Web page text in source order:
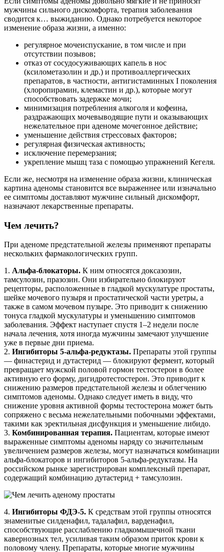
мужчины сильного дискомфорта, терапия заболевания
сводится к… выжиданию. Однако потребуется некоторое
изменение образа жизни, а именно:
регулярное мочеиспускание, в том числе и при
отсутствии позывов;
отказ от сосудосуживающих капель в нос
(ксилометазолин и др.) и противоаллергических
препаратов, в частности, антигистаминных I поколения
(хлоропирамин, клемастин и др.), которые могут
способствовать задержке мочи;
минимизация потребления алкоголя и кофеина,
раздражающих мочевыводящие пути и оказывающих
нежелательное при аденоме мочегонное действие;
уменьшение действия стрессовых факторов;
регулярная физическая активность;
исключение перемерзания;
укрепление мышц таза с помощью упражнений Кегеля.
Если же, несмотря на изменение образа жизни, клиническая
картина аденомы становится все выраженнее или изначально
ее симптомы доставляют мужчине сильный дискомфорт,
назначают лекарственные препараты.
Чем лечить?
При аденоме предстательной железы применяют препараты
нескольких фармакологических групп.
1. Альфа-блокаторы. К ним относятся доксазозин,
тамсулозин, празозин. Они избирательно блокируют
рецепторы, расположенные в гладкой мускулатуре простаты,
шейке мочевого пузыря и простатической части уретры, а
также в самом мочевом пузыре. Это приводит к снижению
тонуса гладкой мускулатуры и уменьшению симптомов
заболевания. Эффект наступает спустя 1–2 недели после
начала лечения, хотя иногда мужчины замечают улучшение
уже в первые дни приема.
2. Ингибиторы 5-альфа-редуктазы. Препараты этой группы
— финастерид и дутастерид — блокируют фермент, который
превращает мужской половой гормон тестостерон в более
активную его форму, дигидротестостерон. Это приводит к
снижению размеров предстательной железы и облегчению
симптомов аденомы. Однако следует иметь в виду, что
снижение уровня активной формы тестостерона может быть
сопряжено с весьма нежелательными побочными эффектами,
такими как эректильная дисфункция и уменьшение либидо.
3. Комбинированная терапия. Пациентам, которые имеют
выраженные симптомы аденомы наряду со значительным
увеличением размеров железы, могут назначаться комбинации
альфа-блокаторов и ингибиторов 5-альфа-редуктазы. На
российском рынке зарегистрирован комплексный препарат,
содержащий комбинацию дутастерид + тамсулозин.
4. Ингибиторы ФДЭ-5. К средствам этой группы относятся
знаменитые силденафил, тадалафил, варденафил,
способствующие расслаблению гладкомышечной ткани
кавернозных тел, усиливая таким образом приток крови к
половому члену. Препараты, которые многие мужчины